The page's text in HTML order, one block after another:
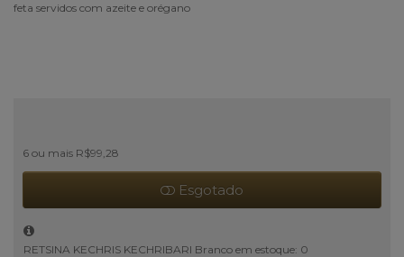
feta servidos com azeite e orégano
6 ou mais R$99,28
Esgotado
RETSINA KECHRIS KECHRIBARI Branco em estoque: 0